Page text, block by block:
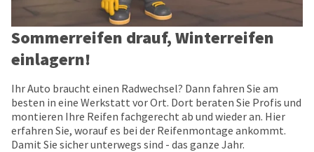
Sommerreifen drauf, Winterreifen
einlagern!
Ihr Auto braucht einen Radwechsel? Dann fahren Sie am
besten in eine Werkstatt vor Ort. Dort beraten Sie Profis und
montieren Ihre Reifen fachgerecht ab und wieder an. Hier
erfahren Sie, worauf es bei der Reifenmontage ankommt.
Damit Sie sicher unterwegs sind - das ganze Jahr.